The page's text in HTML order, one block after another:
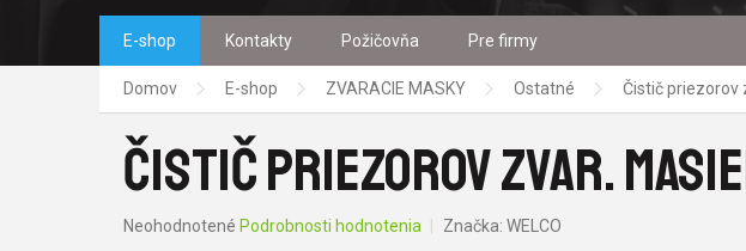
E-shop Kontakty Požičovňa Pre firmy
Domov E-shop ZVARACIE MASKY Ostatné Čistič priezorov
ČISTIČ PRIEZOROV ZVAR.
Priemerné
Neohodnotené Podrobnosti hodnotenia Značka: WELCO